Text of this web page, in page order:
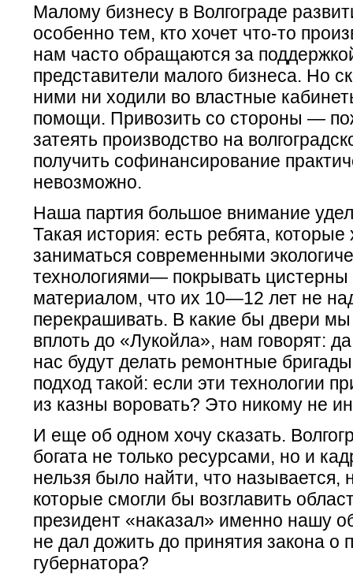
Малому бизнесу в Волгограде
особенно тем, кто хочет что-то
нам часто обращаются за
представители малого бизнеса. Но
ними ни ходили во властные
помощи. Привозить со стороны —
затеять производство на
получить софинансирование
невозможно.
Наша партия большое внимание
Такая история: есть ребята, которые
заниматься современными
технологиями— покрывать цистерны
материалом, что их 10—12 лет не
перекрашивать. В какие бы двери мы
вплоть до «Лукойла», нам говорят:
нас будут делать ремонтные
подход такой: если эти технологии
из казны воровать? Это никому не
И еще об одном хочу сказать.
богата не только ресурсами, но и
нельзя было найти, что называется,
которые смогли бы возглавить
президент «наказал» именно нашу
не дал дожить до принятия закона о
губернатора?